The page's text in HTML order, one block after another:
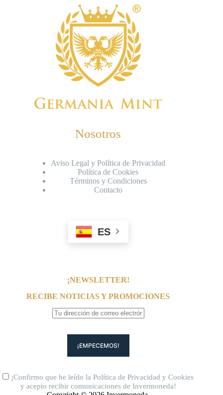
Nosotros
Aviso Legal y Política de Privacidad
Política de Cookies
Términos y Condiciones
Contacto
ES
¡NEWSLETTER!
RECIBE NOTICIAS Y PROMOCIONES
¡Confirmo que he leído laPolítica de Privacidad yCookies
y acepto recibir comunicaciones de Invermoneda!